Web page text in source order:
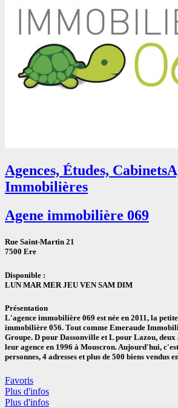
Agences, Études, Cabinets
Immobilières
Agene immobilière 069
Rue Saint-Martin 21
7500 Ere
Disponible :
LUN MAR MER JEU VEN SAM DIM
Présentation
L'agence immobilière 069 est née en 2011, la
immobilière 056. Tout comme Emeraude
Groupe. D pour Dassonville et L pour Lazou,
leur agence en 1996 à Mouscron. Aujourd'hui,
personnes, 4 adresses et plus de 500 biens vendus
Favoris
Plus d'infos
Plus d'infos